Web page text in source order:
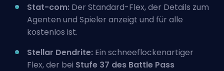
Stat-com: Der Standard-Flex, der Details zum
Agenten und Spieler anzeigt und für alle
kostenlos ist.
Stellar Dendrite: Ein schneeflockenartiger
Flex, der bei Stufe 37 des Battle Pass